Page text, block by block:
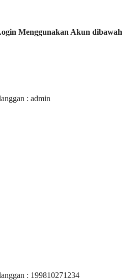
Menggunakan Akun dibawah
: admin
: 199810271234